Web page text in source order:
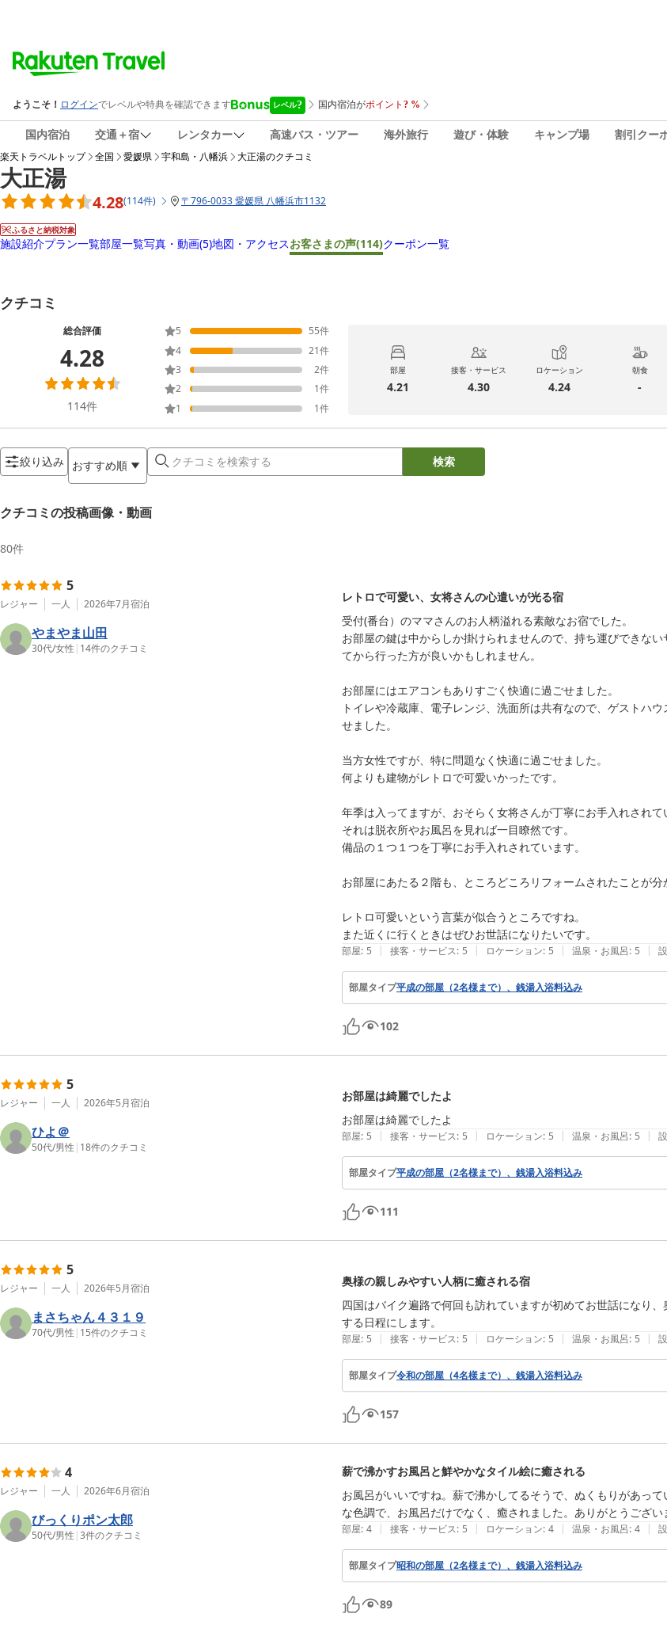
国内宿泊 交通＋宿 レンタカー 高速バス・ツアー 海外旅行 遊び・体験 キャンプ場 割引クー
楽天トラベルトップ 全国 愛媛県 宇和島・八幡浜 大正湯のクチコミ
大正湯
4.28(114件) 〒796-0033 愛媛県 八幡浜市1132
ふるさと納税対象
施設紹介プラン一覧部屋一覧写真・動画(5)地図・アクセスお客さまの声(114)クーポン一覧
クチコミ
総合評価
4.28
114件
5 55件
4
21件
3
2件
2
1件
1
1件
部屋
4.21
接客・サービス
4.30
ロケーション
4.24
朝食
-
絞り込み おすすめ順 検索
クチコミの投稿画像・動画
80件
5
レジャー 一人 2026年7月宿泊
やまやま山田
30代/女性 | 14件のクチコミ
レトロで可愛い、女将さんの心遣いが光る宿
受付(番台）のママさんのお人柄溢れる素敵なお宿でした。
お部屋の鍵は中からしか掛けられませんので、持ち運びできな
てから行った方が良いかもしれません。
お部屋にはエアコンもありすごく快適に過ごせました。
トイレや冷蔵庫、電子レンジ、洗面所は共有なので、ゲストハ
せました。
当方女性ですが、特に問題なく快適に過ごせました。
何よりも建物がレトロで可愛いかったです。
年季は入ってますが、おそらく女将さんが丁寧にお手入れされて
それは脱衣所やお風呂を見れば一目瞭然です。
備品の１つ１つを丁寧にお手入れされています。
お部屋にあたる２階も、ところどころリフォームされたことが分
レトロ可愛いという言葉が似合うところですね。
また近くに行くときはぜひお世話になりたいです。
部屋: 5 | 接客・サービス: 5 | ロケーション: 5 | 温泉・お風呂: 5 |
部屋タイプ平成の部屋（2名様まで）、銭湯入浴料込み
102
5
レジャー 一人 2026年5月宿泊
ひよ＠
50代/男性 | 18件のクチコミ
お部屋は綺麗でしたよ
お部屋は綺麗でしたよ
部屋: 5 | 接客・サービス: 5 | ロケーション: 5 | 温泉・お風呂: 5 |
部屋タイプ平成の部屋（2名様まで）、銭湯入浴料込み
111
5
レジャー 一人 2026年5月宿泊
まさちゃん４３１９
70代/男性 | 15件のクチコミ
奥様の親しみやすい人柄に癒される宿
四国はバイク遍路で何回も訪れていますが初めてお世話になり
する日程にします。
部屋: 5 | 接客・サービス: 5 | ロケーション: 5 | 温泉・お風呂: 5 |
部屋タイプ令和の部屋（4名樣まで）、銭湯入浴料込み
157
4
レジャー 一人 2026年6月宿泊
びっくりポン太郎
50代/男性 |3件のクチコミ
薪で沸かすお風呂と鮮やかなタイル絵に癒される
お風呂がいいですね。薪で沸かしてるそうで、ぬくもりがあっ
な色調で、お風呂だけでなく、癒されました。ありがとうござい
部屋: 4 | 接客・サービス: 5 | ロケーション: 4 | 温泉・お風呂: 4 |
部屋タイプ昭和の部屋（2名様まで）、銭湯入浴料込み
89